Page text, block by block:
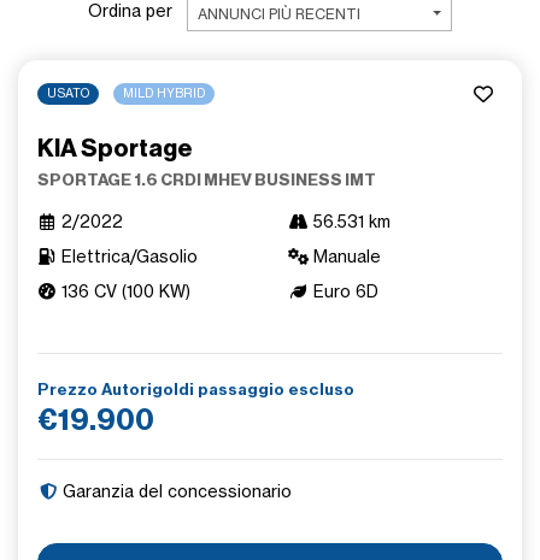
Ordina per ANNUNCI PIÙ RECENTI
USATO MILD HYBRID
KIA Sportage
SPORTAGE 1.6 CRDI MHEV BUSINESS IMT
2/2022
56.531 km
Elettrica/Gasolio
Manuale
136 CV (100 KW)
Euro 6D
Prezzo Autorigoldi passaggio escluso
€19.900
Garanzia del concessionario